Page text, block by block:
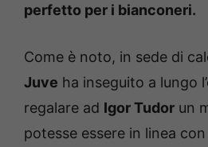
perfetto per i bianconeri.
Come è noto, in sede di
Juve ha inseguito a lungo
regalare ad Igor Tudor un
potesse essere in linea